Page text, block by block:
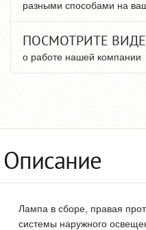
разными способами на
ПОСМОТРИТЕ
о работе нашей компании
Описание
Лампа в сборе, правая
системы наружного